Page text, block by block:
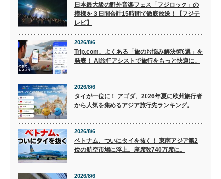
日本最大級の野外音楽フェス「フジロック」の
模様を３日間合計15時間で徹底放送！【フジテ
レビ】
2026/8/6
Trip.com、よくある「旅のお悩み解決術6選」を
発表！ AI旅行アシストで旅行をもっと快適に。
2026/8/6
タイが一位に！ アゴダ、2026年夏に欧州旅行者
から人気を集めるアジア旅行先ランキング。
2026/8/6
ベトナム、ついにタイを抜く！ 東南アジア第2
位の航空市場に浮上。座席数740万席に。
2026/8/6